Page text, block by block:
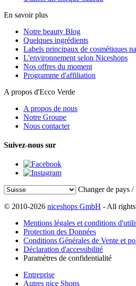
En savoir plus
Notre beauty Blog
Quelques ingrédients
Labels principaux de cosmétiques
L'environnement selon Niceshops
Nos offres du moment
Programme d'affiliation
A propos d'Ecco Verde
A propos de nous
Notre Groupe
Nous contacter
Suivez-nous sur
Changer de pays /
© 2010-2026 niceshops GmbH - All rights
Mentions légales et conditions
Protection des Données
Conditions Générales de Vente et
Déclaration d'accessibilité
Paramètres de confidentialité
Entreprise
Autres nice Shops